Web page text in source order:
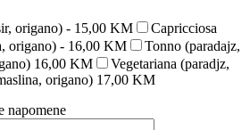
origano) - 15,00 KM
Capricciosa
origano) - 16,00 KM
Tonno (paradajz,
16,00 KM
Vegetariana (paradjz,
origano) 17,00 KM
napomene